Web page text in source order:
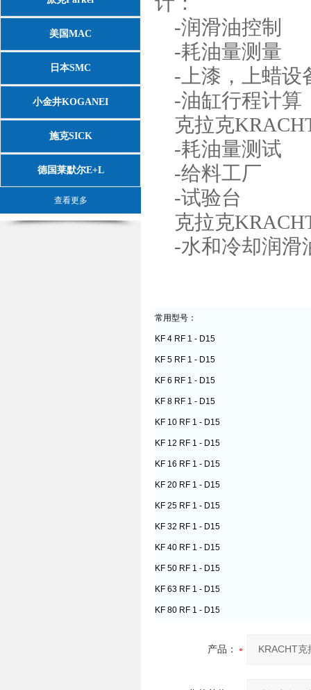
美国MAC
日本SMC
小金井KOGANEI
施克SICK
德国莱默尔E+L
查看更多
-润滑油控制
-耗油量测量
-上漆，上蜡设
-油缸行程计算
克拉克
-耗油量测试
-给料工厂
-试验台
克拉克
-水和冷却润滑
常用型号：
KF 4 RF 1 - D15
KF 5 RF 1 - D15
KF 6 RF 1 - D15
KF 8 RF 1 - D15
KF 10 RF 1 - D15
KF 12 RF 1 - D15
KF 16 RF 1 - D15
KF 20 RF 1 - D15
KF 25 RF 1 - D15
KF 32 RF 1 - D15
KF 40 RF 1 - D15
KF 50 RF 1 - D15
KF 63 RF 1 - D15
KF 80 RF 1 - D15
产品：